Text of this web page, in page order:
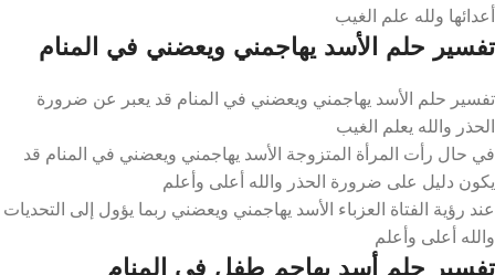
أعدائها ولله علم الغيب
تفسير حلم الأسد يهاجمني ويعضني في المنام
تفسير حلم الأسد يهاجمني ويعضني في المنام قد يعبر عن ضرورة
الحذر والله يعلم الغيب
في حال رأت المرأة المتزوجة الأسد يهاجمني ويعضني في المنام قد
يكون دليل على ضرورة الحذر والله أعلى وأعلم
عند رؤية الفتاة العزباء الأسد يهاجمني ويعضني ربما يؤول إلى التحديات
والله أعلى وأعلم
تفسير حلم أسد يهاجم طفل في المنام